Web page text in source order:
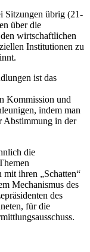
Sitzungen übrig (21-
über die
wirtschaftlichen
Institutionen zu
ist das
Kommission und
indem man
Abstimmung in der
die
ihren „Schatten“
Mechanismus des
des
für die